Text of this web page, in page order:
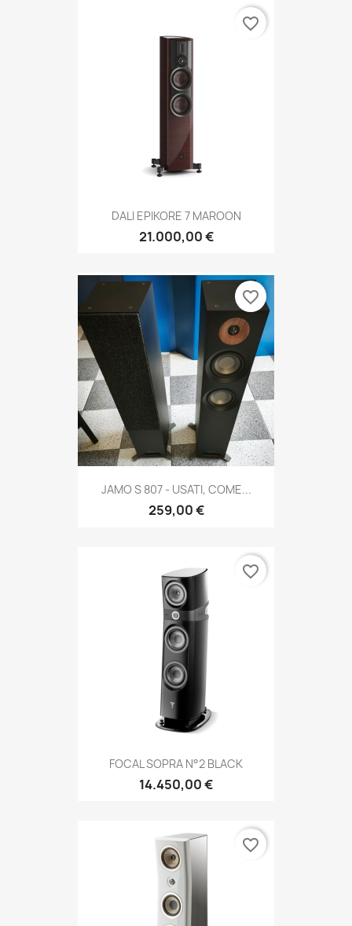
DALI EPIKORE 7 MAROON
21.000,00 €
favorite_border
JAMO S 807 - USATI, COME...
259,00 €
favorite_border
FOCAL SOPRA N°2 BLACK
14.450,00 €
favorite_border
favorite_border